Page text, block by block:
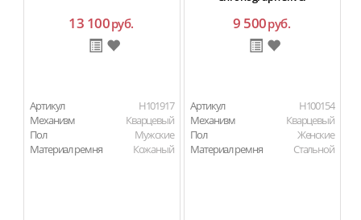
13 100руб.
Артикул
H101917
Механизм
Кварцевый
Пол
Мужские
Материал ремня
Кожаный
9 500руб.
Артикул
H100154
Механизм
Кварцевый
Пол
Женские
Материал ремня
Стальной